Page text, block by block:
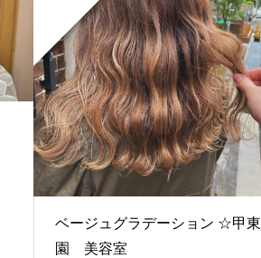
ベージュグラデーション ☆甲東
園 美容室